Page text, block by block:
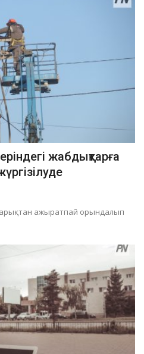
жабдықтарға
ажыратпай орындалып